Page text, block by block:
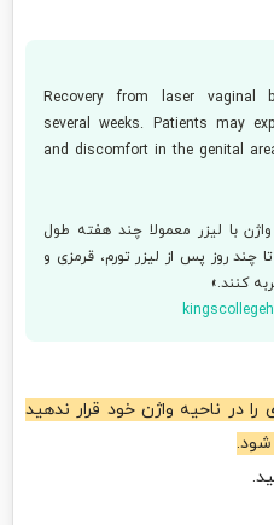
“Recovery from laser vaginal
several weeks. Patients may
and discomfort in the genital
با لیزر معمولا چند هفته طول
روز پس از لیزر تورم، قرمزی و
کنند.»
پمادی را در ناحیه واژن خود قرار ندهید